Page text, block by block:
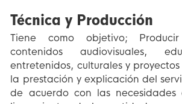
Técnica y Producción
Tiene como objetivo;
contenidos audiovisuales,
entretenidos, culturales y
la prestación y explicación del
de acuerdo con las